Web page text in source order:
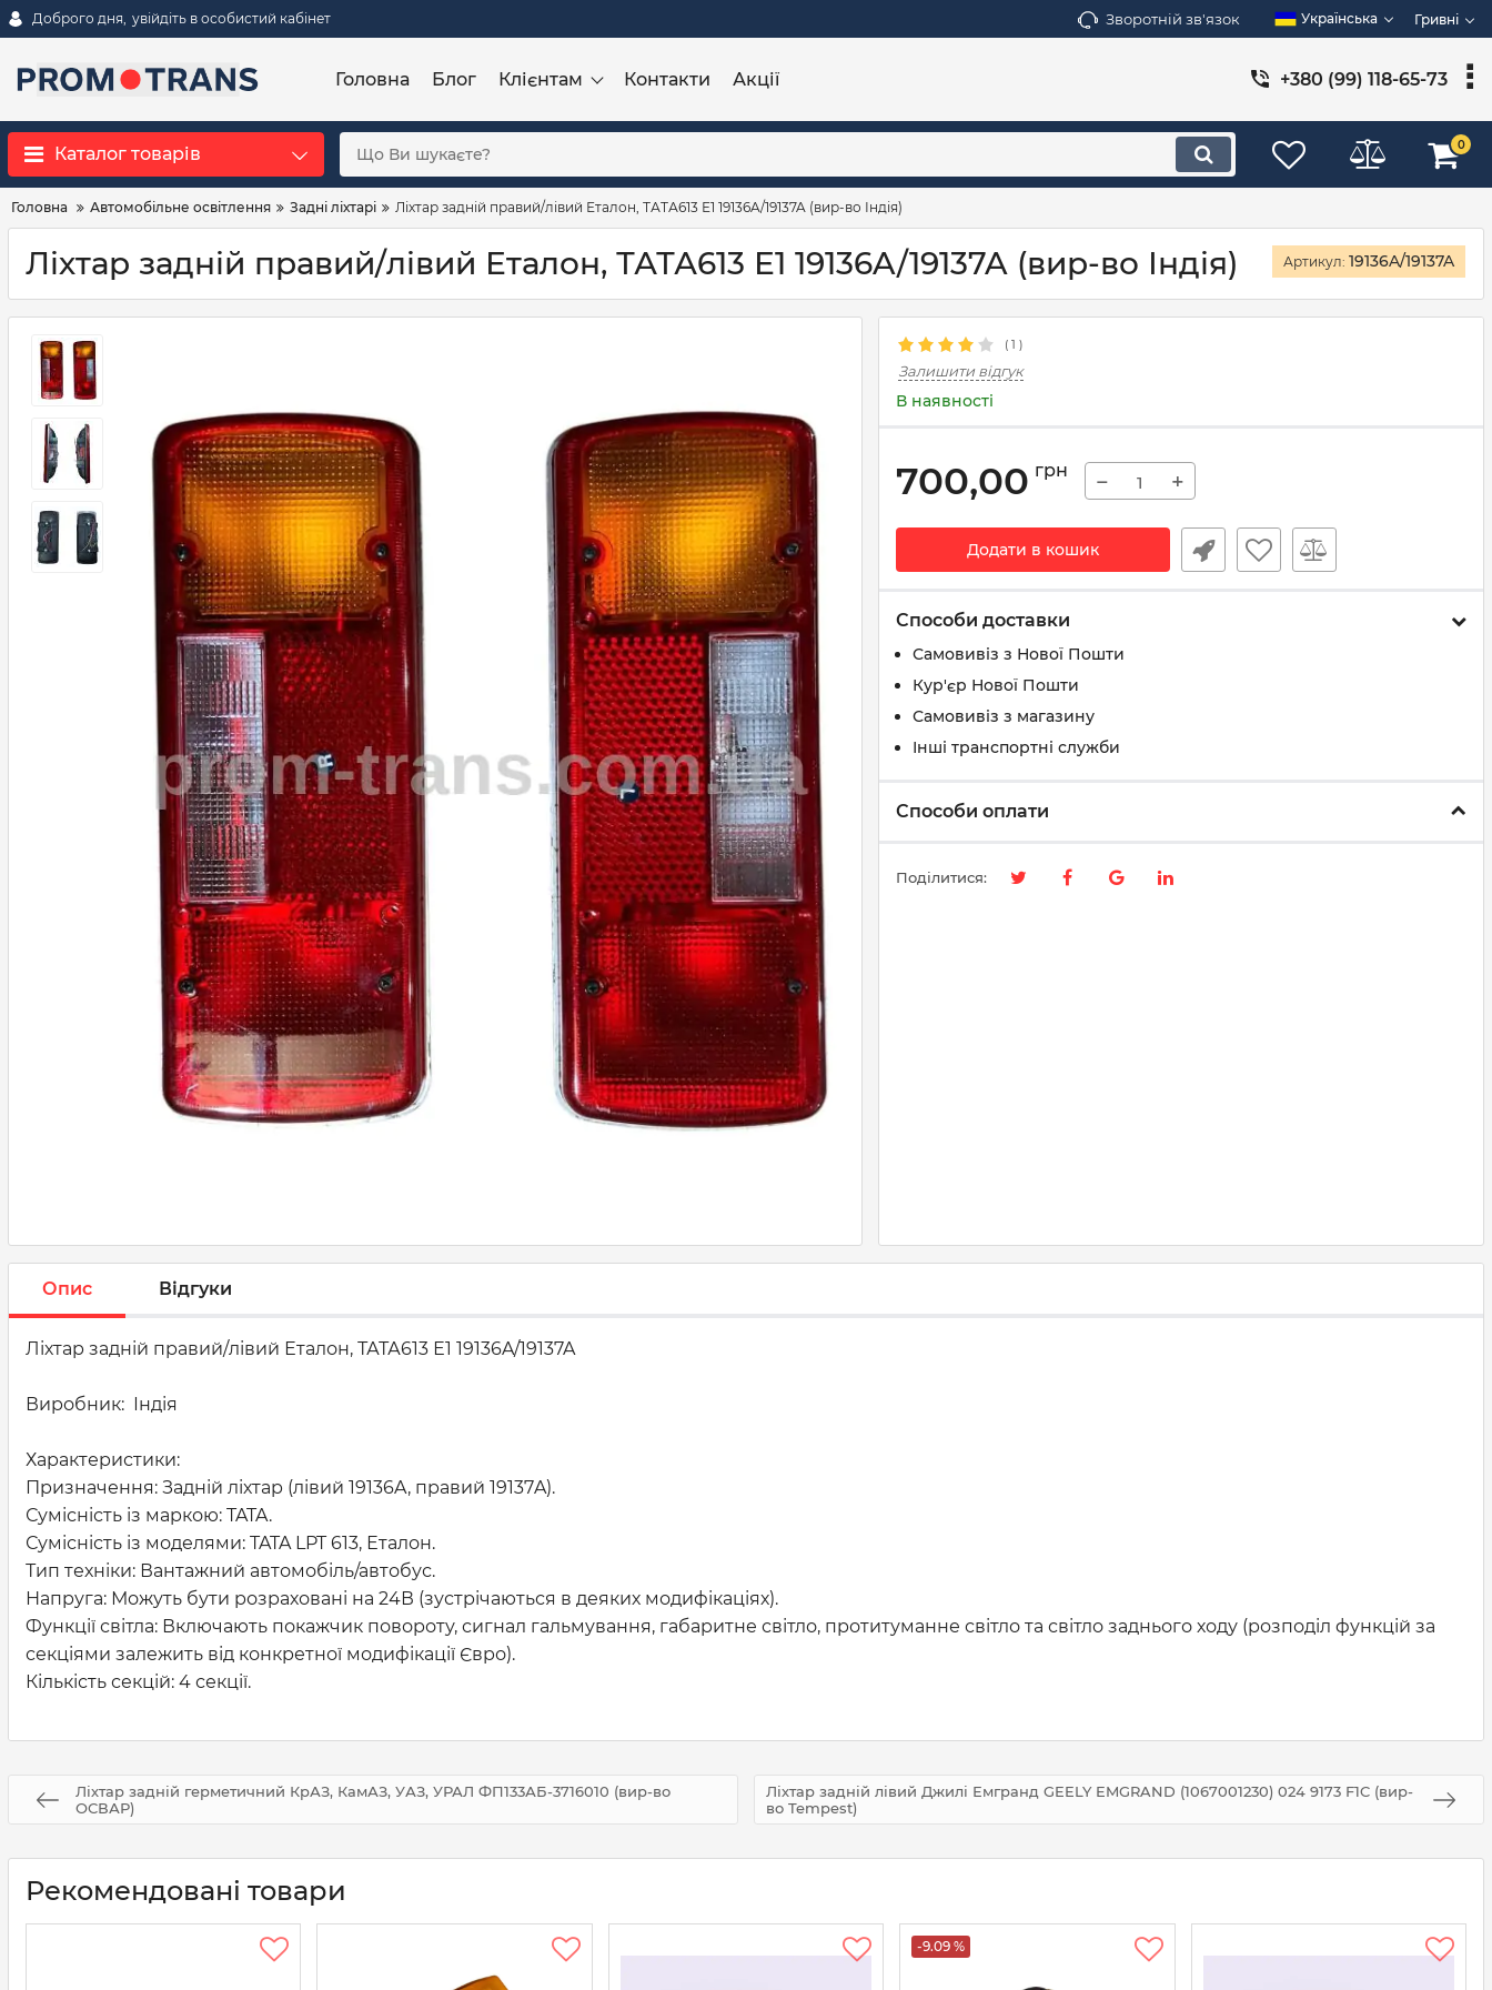
Доброго дня, увійдіть в особистий кабінет Зворотній зв'язок Українська Гривні
Головна Блог Клієнтам Контакти Акції +380 (99) 118-65-73
Каталог товарів 0
Головна Автомобільне освітлення Задні ліхтарі Ліхтар задній правий/лівий Еталон, ТАТА613 Е1 19136A/19137A (вир-во Індія)
Ліхтар задній правий/лівий Еталон, ТАТА613 Е1 19136A/19137A (вир-во Індія) Артикул: 19136A/19137A
( 1 )
Залишити відгук
В наявності
700,00 грн − +
Додати в кошик
Способи доставки
Самовивіз з Нової Пошти
Кур'єр Нової Пошти
Самовивіз з магазину
Інші транспортні служби
Способи оплати
Поділитися:
Опис Відгуки
Ліхтар задній правий/лівий Еталон, ТАТА613 Е1 19136A/19137A
Виробник: Індія
Характеристики:
Призначення: Задній ліхтар (лівий 19136A, правий 19137A).
Сумісність із маркою: TATA.
Сумісність із моделями: TATA LPT 613, Еталон.
Тип техніки: Вантажний автомобіль/автобус.
Напруга: Можуть бути розраховані на 24В (зустрічаються в деяких модифікаціях).
Функції світла: Включають покажчик повороту, сигнал гальмування, габаритне світло, протитуманне світло та світло заднього ходу (розподіл функцій за
секціями залежить від конкретної модифікації Євро).
Кількість секцій: 4 секції.
Ліхтар задній герметичний КрАЗ, КамАЗ, УАЗ, УРАЛ ФП133АБ-3716010 (вир-во
ОСВАР)
Ліхтар задній лівий Джилі Емгранд GEELY EMGRAND (1067001230) 024 9173 F1C (вир-
во Tempest)
Рекомендовані товари
-9.09 %